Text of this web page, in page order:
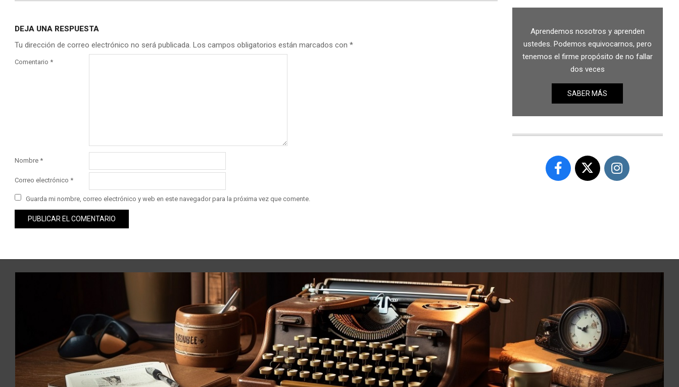
DEJA UNA RESPUESTA
Tu dirección de correo electrónico no será publicada. Los campos obligatorios están marcados con *
Comentario *
Nombre *
Correo electrónico *
Guarda mi nombre, correo electrónico y web en este navegador para la próxima vez que comente.
Aprendemos nosotros y aprenden
ustedes. Podemos equivocarnos, pero
tenemos el firme propósito de no fallar
dos veces
SABER MÁS